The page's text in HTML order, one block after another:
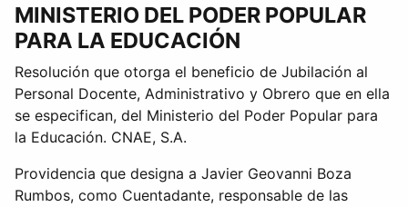
MINISTERIO DEL PODER POPULAR
PARA LA EDUCACIÓN
Resolución que otorga el beneficio de Jubilación al
Personal Docente, Administrativo y Obrero que en ella
se especifican, del Ministerio del Poder Popular para
la Educación. CNAE, S.A.
Providencia que designa a Javier Geovanni Boza
Rumbos, como Cuentadante, responsable de las